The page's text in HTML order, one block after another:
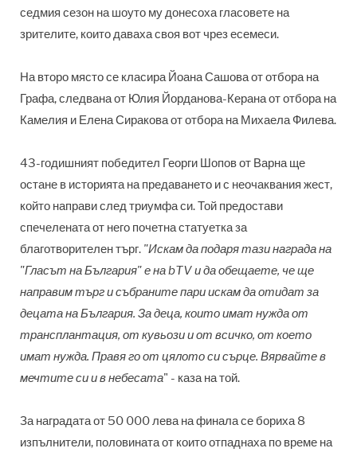
седмия сезон на шоуто му донесоха гласовете на
зрителите, които даваха своя вот чрез есемеси.
На второ място се класира Йоана Сашова от отбора на
Графа, следвана от Юлия Йорданова-Керана от отбора на
Камелия и Елена Сиракова от отбора на Михаела Филева.
43-годишният победител Георги Шопов от Варна ще
остане в историята на предаването и с неочаквания жест,
който направи след триумфа си. Той предостави
спечелената от него почетна статуетка за
благотворителен търг. "Искам да подаря тази награда на
"Гласът на България" е на bTV и да обещаете, че ще
направим търг и събраните пари искам да отидат за
децата на България. За деца, които имат нужда от
трансплантация, от кувьози и от всичко, от което
имат нужда. Правя го от цялото си сърце. Вярвайте в
мечтите си и в небесата" - каза на той.
За наградата от 50 000 лева на финала се бориха 8
изпълнители, половината от които отпаднаха по време на